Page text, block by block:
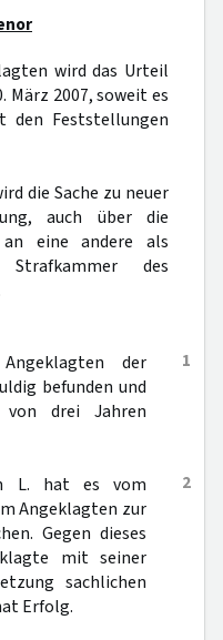
wird das Urteil
März 2007, soweit es
den Feststellungen
die Sache zu neuer
auch über die
eine andere als
Strafkammer des
1
der
befunden und
drei Jahren
2
L. hat es vom
Angeklagten zur
Gegen dieses
mit seiner
sachlichen
Erfolg.